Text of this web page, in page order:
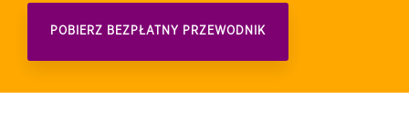
POBIERZ BEZPŁATNY PRZEWODNIK